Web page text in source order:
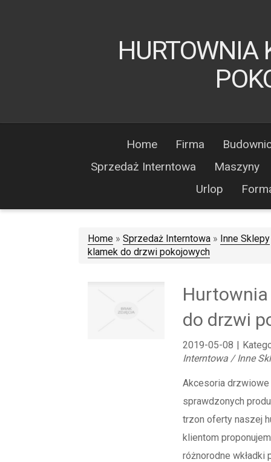
HURTOWNIA
Home Firma
Sprzedaż Interntowa
Maszyny
Urlop
Home » Sprzedaż Interntowa » Inne Sklepy
klamek do drzwi pokojowych
do drzwi
2019-05-08 |
Interntowa / Inne
Akcesoria
sprawdzonych
trzon oferty naszej
klientom
różnorodne wkładki